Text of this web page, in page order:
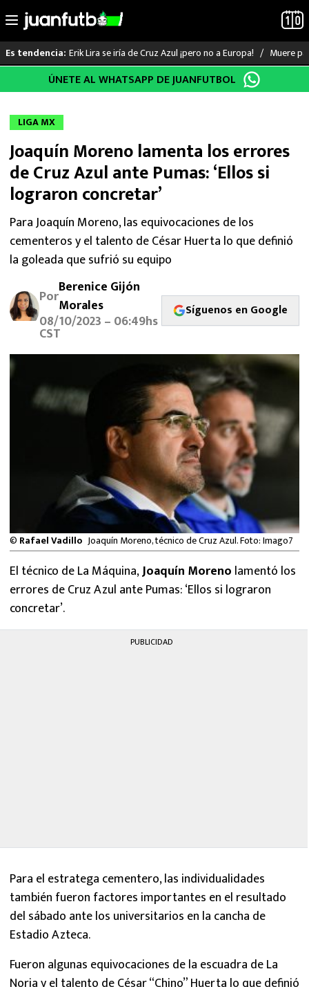
al
Es tendencia: Erik Lira se iría de Cruz Azul ¡pero no a Europa! Muere
LO ÚLTIMO
LIGA MX
RAYADOS
PUMAS
ATLANTE
SELECCIÓN MEXICANA
FUTBOL INTERNACIONAL
MEXICANOS EN EL EXTRANJERO
FUTBOL ESTUFA
FÓRMULA 1
ÚNETE AL WHATSAPP DE JUANFUTBOL
LIGA MX
Joaquín Moreno lamenta los errores
de Cruz Azul ante Pumas: ‘Ellos si
lograron concretar’
Para Joaquín Moreno, las equivocaciones de los
cementeros y el talento de César Huerta lo que definió
la goleada que sufrió su equipo
PorBerenice Gijón
Morales
08/10/2023 – 06:49hs
CST
Síguenos en Google
© Rafael Vadillo Joaquín Moreno, técnico de Cruz Azul. Foto: Imago7
El técnico de La Máquina,Joaquín Moreno lamentó los
errores de Cruz Azul ante Pumas: ‘Ellos si lograron
concretar’.
PUBLICIDAD
Para el estratega cementero, las individualidades
también fueron factores importantes en el resultado
del sábado ante los universitarios en la cancha de
Estadio Azteca.
Fueron algunas equivocaciones de la escuadra de La